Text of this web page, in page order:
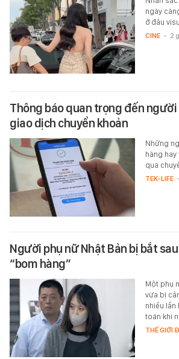
ngày
ở đâu
CINE - 2
Thông báo quan trọng đến
giao dịch chuyển khoản
Những
hàng hay
qua
TEK-LIFE -
Người phụ nữ Nhật Bản bị bắt
“bom hàng”
Một phụ
vừa bị
nhiều lần
toán khi
THẾ GIỚI